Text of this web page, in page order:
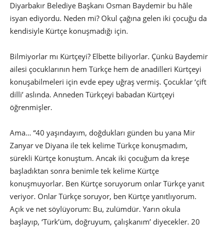
Diyarbakır Belediye Başkanı Osman Baydemir bu hâle
isyan ediyordu. Neden mi? Okul çağına gelen iki çocuğu da
kendisiyle Kürtçe konuşmadığı için.
Bilmiyorlar mı Kürtçeyi? Elbette biliyorlar. Çünkü Baydemir
ailesi çocuklarının hem Türkçe hem de anadilleri Kürtçeyi
konuşabilmeleri için evde epey uğraş vermiş. Çocuklar ‘çift
dilli’ aslında. Anneden Türkçeyi babadan Kürtçeyi
öğrenmişler.
Ama… “40 yaşındayım, doğdukları günden bu yana Mir
Zanyar ve Diyana ile tek kelime Türkçe konuşmadım,
sürekli Kürtçe konuştum. Ancak iki çocuğum da kreşe
başladıktan sonra benimle tek kelime Kürtçe
konuşmuyorlar. Ben Kürtçe soruyorum onlar Türkçe yanıt
veriyor. Onlar Türkçe soruyor, ben Kürtçe yanıtlıyorum.
Açık ve net söylüyorum: Bu, zulümdür. Yarın okula
başlayıp, ‘Türk’üm, doğruyum, çalışkanım’ diyecekler. 20